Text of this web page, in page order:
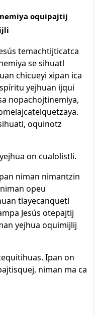
oquipajtij
temachtijticatca
se sihuatl
chicueyi xipan ica
yejhuan ijqui
nopachojtinemiya,
oquinotz
on cualolistli.
niman nimantzin
opeu
tlayecanquetl
Jesús otepajtij
yejhua oquimijlij
Ipan on
niman ma ca